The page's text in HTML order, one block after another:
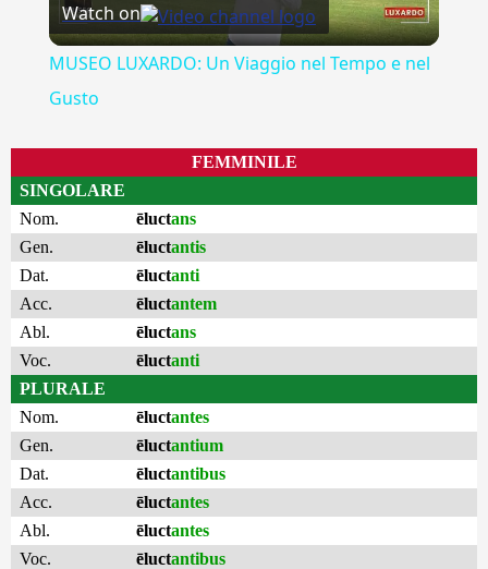
Video
Watch on
MUSEO LUXARDO: Un Viaggio nel Tempo e nel
Gusto
FEMMINILE
SINGOLARE
Nom.
ēluctans
Gen.
ēluctantis
Dat.
ēluctanti
Acc.
ēluctantem
Abl.
ēluctans
Voc.
ēluctanti
PLURALE
Nom.
ēluctantes
Gen.
ēluctantium
Dat.
ēluctantibus
Acc.
ēluctantes
Abl.
ēluctantes
Voc.
ēluctantibus